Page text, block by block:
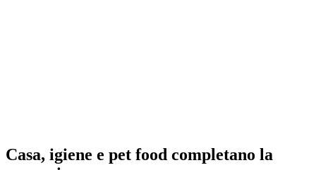
Casa, igiene e pet food completano la